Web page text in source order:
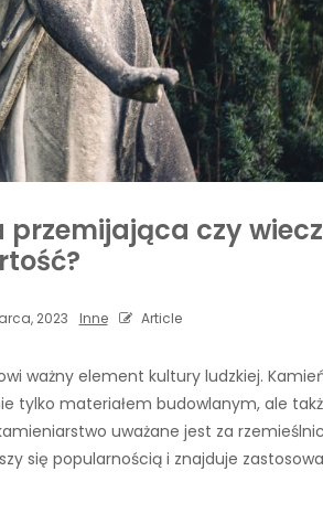
czy
2023 Inne Article
ważny element kultury ludzkiej.
tylko materiałem budowlanym, ale
uważane jest za
się popularnością i znajduje